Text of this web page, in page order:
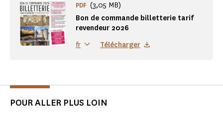
Bon de commande billetterie tarif
revendeur 2026
PDF (3,05 MB)
fr Télécharger
POUR ALLER PLUS LOIN